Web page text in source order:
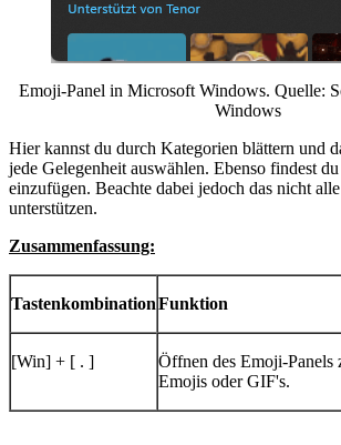
Emoji-Panel in Microsoft Windows. Quelle:
Windows
Hier kannst du durch Kategorien blättern und
jede Gelegenheit auswählen. Ebenso findest
einzufügen. Beachte dabei jedoch das nicht
unterstützen.
Zusammenfassung:
TastenkombinationFunktion
[Win] + [ . ]
Öffnen des Emoji-Panels
Emojis oder GIF's.